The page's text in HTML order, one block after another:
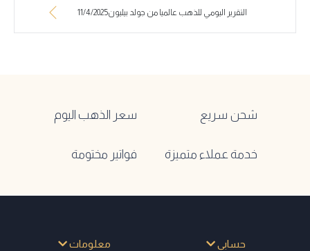
التقرير اليومي للذهب عالميا من جولد بيليون11/4/2025
شحن سريع سعر الذهب اليوم
خدمة عملاء متميزة فواتير مختومة
حسابي معلومات